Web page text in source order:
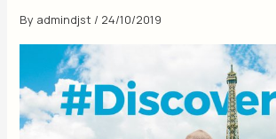
By admindjst / 24/10/2019